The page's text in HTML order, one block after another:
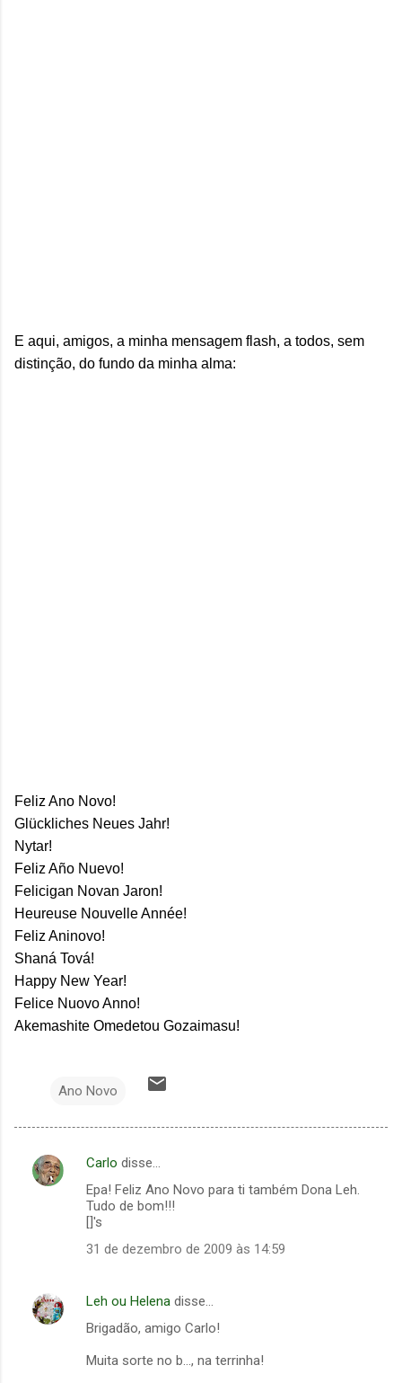
E aqui, amigos, a minha mensagem flash, a todos, sem
distinção, do fundo da minha alma:
Feliz Ano Novo!
Glückliches Neues Jahr!
Nytar!
Feliz Año Nuevo!
Felicigan Novan Jaron!
Heureuse Nouvelle Année!
Feliz Aninovo!
Shaná Tová!
Happy New Year!
Felice Nuovo Anno!
Akemashite Omedetou Gozaimasu!
Ano Novo
C
t
á
Carlo disse…
Epa! Feliz Ano Novo para ti também Dona Leh.
Tudo de bom!!!
[]'s
31 de dezembro de 2009 às 14:59
Leh ou Helena disse…
Brigadão, amigo Carlo!
Muita sorte no b..., na terrinha!